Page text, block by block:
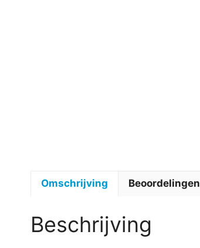
Omschrijving Beoordelingen
Beschrijving